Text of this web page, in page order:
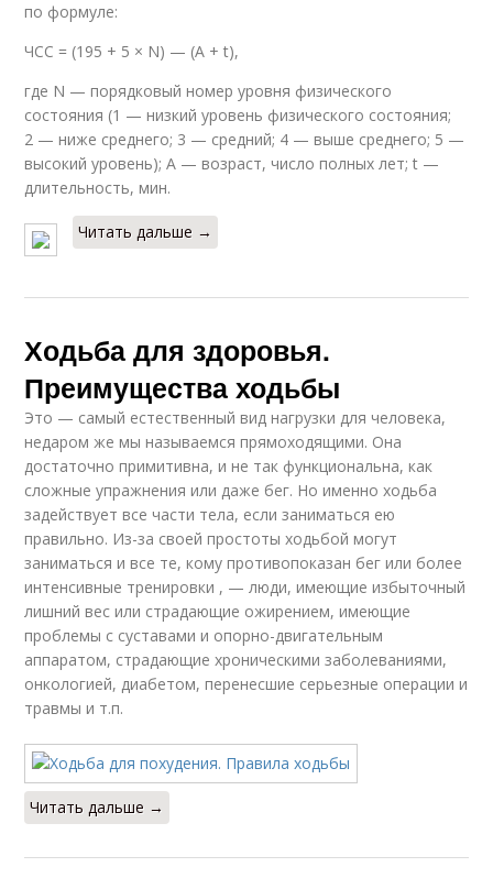
по формуле:
ЧСС = (195 + 5 × N) — (A + t),
где N — порядковый номер уровня физического
состояния (1 — низкий уровень физического состояния;
2 — ниже среднего; 3 — средний; 4 — выше среднего; 5 —
высокий уровень); A — возраст, число полных лет; t —
длительность, мин.
Читать дальше →
Ходьба для здоровья.
Преимущества ходьбы
Это — самый естественный вид нагрузки для человека,
недаром же мы называемся прямоходящими. Она
достаточно примитивна, и не так функциональна, как
сложные упражнения или даже бег. Но именно ходьба
задействует все части тела, если заниматься ею
правильно. Из-за своей простоты ходьбой могут
заниматься и все те, кому противопоказан бег или более
интенсивные тренировки , — люди, имеющие избыточный
лишний вес или страдающие ожирением, имеющие
проблемы с суставами и опорно-двигательным
аппаратом, страдающие хроническими заболеваниями,
онкологией, диабетом, перенесшие серьезные операции и
травмы и т.п.
Читать дальше →